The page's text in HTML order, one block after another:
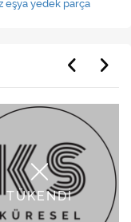
eşya yedek parça
TÜKENDİ